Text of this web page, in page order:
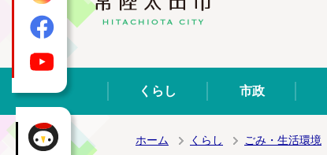
Instagram
Facebook
YouTube くらし 市政
ホーム くらし ごみ・生活環境